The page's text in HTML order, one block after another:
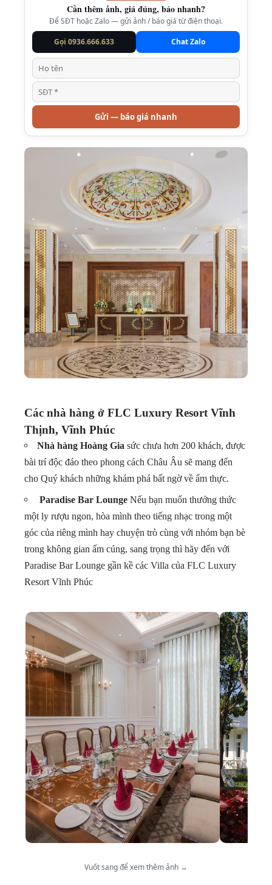
Cần thêm ảnh, giá đúng, báo nhanh?
Để SĐT hoặc Zalo — gửi ảnh / báo giá từ điện thoại.
Gọi 0936.666.633
Chat Zalo
Gửi — báo giá nhanh
Các nhà hàng ở FLC Luxury Resort Vĩnh
Thịnh, Vĩnh Phúc
Nhà hàng Hoàng Gia sức chưa hơn 200 khách, được
bài trí độc đáo theo phong cách Châu Âu sẽ mang đến
cho Quý khách những khám phá bất ngờ về ẩm thực.
Paradise Bar Lounge Nếu bạn muốn thưởng thức
một ly rượu ngon, hòa mình theo tiếng nhạc trong một
góc của riêng mình hay chuyện trò cùng với nhóm bạn bè
trong không gian ấm cúng, sang trọng thì hãy đến với
Paradise Bar Lounge gần kề các Villa của FLC Luxury
Resort Vĩnh Phúc
Vuốt sang để xem thêm ảnh →